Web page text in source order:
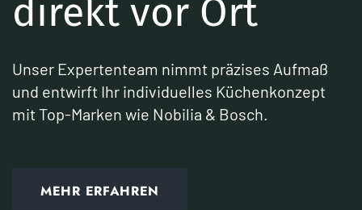
direkt vor Ort
Unser Expertenteam nimmt präzises Aufmaß
und entwirft Ihr individuelles Küchenkonzept
mit Top-Marken wie Nobilia & Bosch.
MEHR ERFAHREN